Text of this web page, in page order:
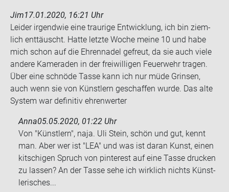
Jim17.01.2020, 16:21 Uhr
Lei­der ir­gend­wie eine trau­ri­ge Ent­wick­lung, ich bin ziem­
lich ent­täuscht. Hatte letz­te Woche meine 10 und habe
mich schon auf die Eh­ren­na­del ge­freut, da sie auch viele
an­de­re Ka­me­ra­den in der frei­wil­li­gen Feu­er­wehr tra­gen.
Über eine schnö­de Tasse kann ich nur müde Grin­sen,
auch wenn sie von Künst­lern ge­schaf­fen wurde. Das alte
Sys­tem war de­fi­ni­tiv eh­ren­wer­ter
Anna05.05.2020, 01:22 Uhr
Von "Künst­lern", naja. Uli Stein, schön und gut, kennt
man. Aber wer ist "LEA" und was ist daran Kunst, einen
kit­schi­gen Spruch von pin­te­rest auf eine Tasse dru­cken
zu las­sen? An der Tasse sehe ich wirk­lich nichts Künst­
le­ri­sches...